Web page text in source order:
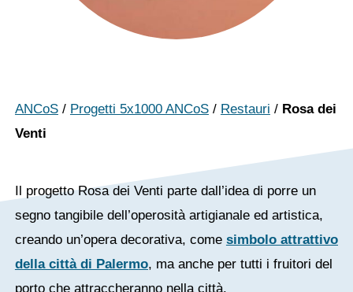
ANCoS/ Progetti 5x1000 ANCoS/ Restauri / Rosa dei
Venti
Il progetto Rosa dei Venti parte dall’idea di porre un
segno tangibile dell’operosità artigianale ed artistica,
creando un’opera decorativa, come simbolo attrattivo
della città di Palermo, ma anche per tutti i fruitori del
porto che attraccheranno nella città.